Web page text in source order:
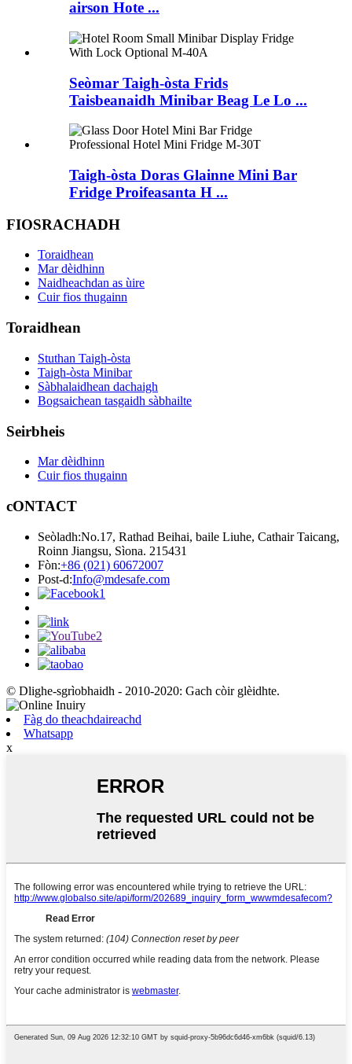
airson Hote ...
Seòmar Taigh-òsta Frids
Taisbeanaidh Minibar Beag Le Lo ...
Taigh-òsta Doras Glainne Mini Bar
Fridge Proifeasanta H ...
FIOSRACHADH
Toraidhean
Mar dèidhinn
Naidheachdan as ùire
Cuir fios thugainn
Toraidhean
Stuthan Taigh-òsta
Taigh-òsta Minibar
Sàbhalaidhean dachaigh
Bogsaichean tasgaidh sàbhailte
Seirbheis
Mar dèidhinn
Cuir fios thugainn
cONTACT
Seòladh:No.17, Rathad Beihai, baile Liuhe, Cathair Taicang,
Roinn Jiangsu, Sìona. 215431
Fòn:+86 (021) 60672007
Post-d:Info@mdesafe.com
© Dlighe-sgrìobhaidh - 2010-2020: Gach còir glèidhte.
Fàg do theachdaireachd
Whatsapp
x